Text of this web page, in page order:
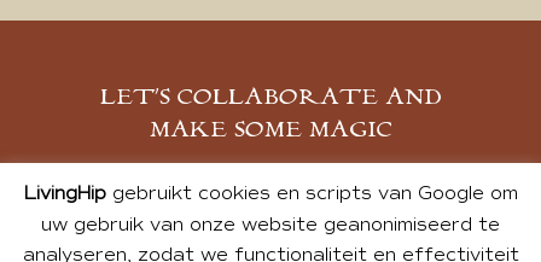
LET’S COLLABORATE AND
MAKE SOME MAGIC
MELD JE AAN
LivingHipgebruikt cookies en scripts van Google om
uw gebruik van onze website geanonimiseerd te
analyseren, zodat we functionaliteit en effectiviteit